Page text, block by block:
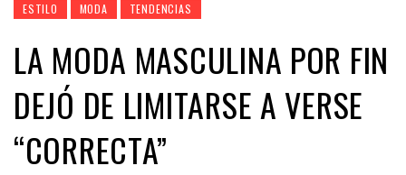
ESTILO MODA TENDENCIAS
LA MODA MASCULINA POR FIN
DEJÓ DE LIMITARSE A VERSE
“CORRECTA”